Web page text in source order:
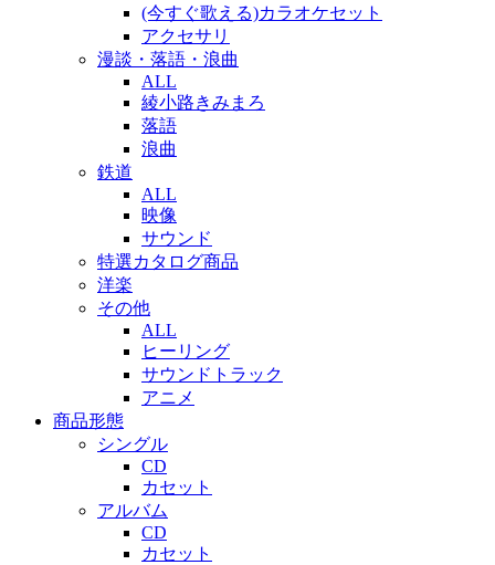
(今すぐ歌える)カラオケセット
アクセサリ
漫談・落語・浪曲
ALL
綾小路きみまろ
落語
浪曲
鉄道
ALL
映像
サウンド
特選カタログ商品
洋楽
その他
ALL
ヒーリング
サウンドトラック
アニメ
商品形態
シングル
CD
カセット
アルバム
CD
カセット